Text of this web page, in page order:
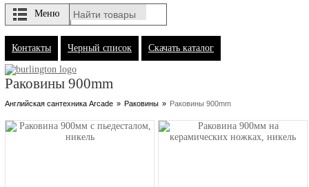
Контакты Черный список Скачать каталог
Раковины 900mm
Английская сантехника Arcade » Раковины » Раковины 900mm
Меню